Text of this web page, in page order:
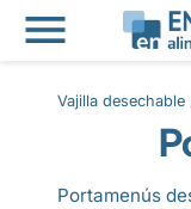

Vajilla desechable
Portamenús